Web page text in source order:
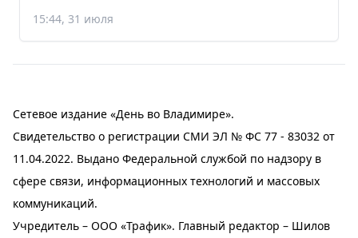
15:44, 31 июля
Сетевое издание «День во Владимире».
Свидетельство о регистрации СМИ ЭЛ № ФС 77 - 83032 от
11.04.2022. Выдано Федеральной службой по надзору в
сфере связи, информационных технологий и массовых
коммуникаций.
Учредитель – ООО «Трафик». Главный редактор – Шилов